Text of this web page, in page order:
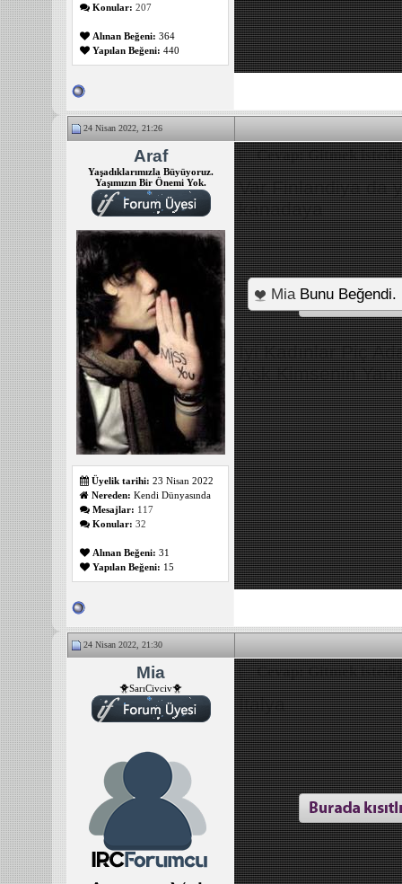
Konular: 207
Alınan Beğeni: 364
Yapılan Beğeni: 440
24 Nisan 2022, 21:26
Araf
Yaşadıklarımızla Büyüyoruz.
Yaşımızın Bir Önemi Yok.
Üyelik tarihi: 23 Nisan 2022
Nereden: Kendi Dünyasında
Mesajlar: 117
Konular: 32
Alınan Beğeni: 31
Yapılan Beğeni: 15
Cevap: Gitmek
Var Finlandiya da
kanadaya
MiaBunu Beğendi.
İyi Kadınlar Piç
Aşk Kimsenin
24 Nisan 2022, 21:30
Mia
🐥SarıCivciv🐥
Cevap: Gitmek
İtalya